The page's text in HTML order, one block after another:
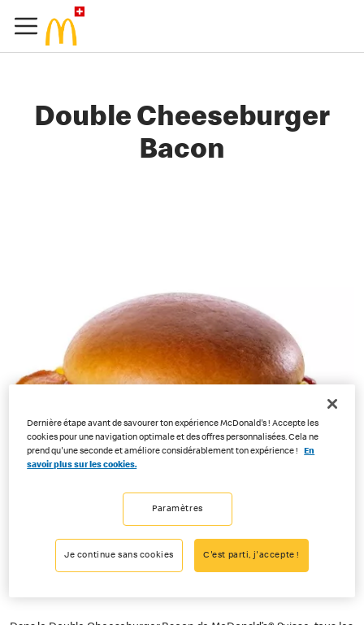
Double Cheeseburger
Bacon
Dernière étape avant de savourer ton expérience McDonald's ! Accepte les
cookies pour une navigation optimale et des offres personnalisées. Cela ne
prend qu'une seconde et améliore considérablement ton expérience !
En
savoir plus sur les cookies.
Paramètres
Je continue sans cookies C'est parti, j'accepte !